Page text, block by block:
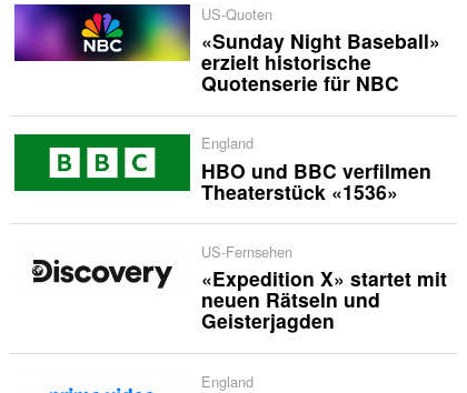
US-Quoten
«Sunday Night Baseball»
erzielt historische
Quotenserie für NBC
England
HBO und BBC verfilmen
Theaterstück «1536»
US-Fernsehen
«Expedition X» startet mit
neuen Rätseln und
Geisterjagden
England